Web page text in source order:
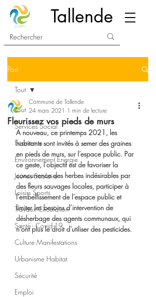
Tallende
Post
Tout
Services Social
Economie
Environnement Energie
Jeunes Scolaire
Loisirs Sports
Travaux Circulation
Santé - Covid-19
Culture Manifestations
Urbanisme Habitat
Sécurité
Emploi
Tout
Fleurissez vos pieds de murs
Commune de Tallende
24 mars 2021 1 min de lecture
A nouveau, ce printemps 2021, les
habitants sont invités à semer des graines
en pieds de murs, sur l’espace public. Par
ce geste, l'objectif est de favoriser la
concurrence des herbes indésirables par
des fleurs sauvages locales, participer à
l’embellissement de l’espace public et
limiter les besoins d’intervention de
désherbage des agents communaux, qui
n'ont plus le droit d'utiliser des pesticides.